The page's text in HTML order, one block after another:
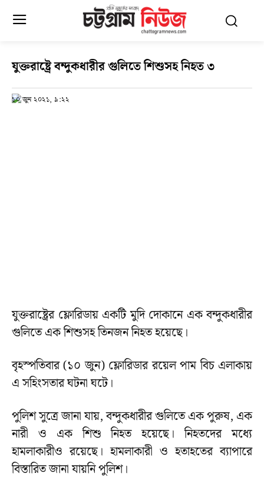
যুক্তরা‌ষ্ট্রে বন্দুকধারীর গুলিতে শিশুসহ নিহত ৩
১০ জুন ২০২১, ৯:২২
যুক্তরাষ্ট্রের ফ্লোরিডায় একটি মুদি দোকানে এক বন্দুকধারীর
গু‌লি‌তে এক শিশুসহ তিনজন নিহত হয়েছে।
বৃহস্পতিবার (১০ জুন) ফ্লোরিডার রয়েল পাম বিচ এলাকায়
এ সহিংসতার ঘটনা ঘটে।
পুলিশ সু‌ত্রে জানা যায়, বন্দুকধারীর গুলিতে এক পুরুষ, এক
নারী ও এক শিশু নিহত হয়েছে। নিহতদের মধ্যে
হামলাকারীও রয়েছে। হামলাকারী ও হতাহতের ব্যাপারে
বিস্তারিত জানা যায়নি পু‌লিশ।